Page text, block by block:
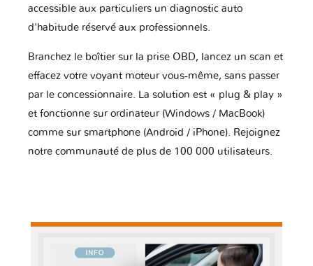
accessible aux particuliers un diagnostic auto
d'habitude réservé aux professionnels.
Branchez le boîtier sur la prise OBD, lancez un scan et
effacez votre voyant moteur vous-même, sans passer
par le concessionnaire. La solution est « plug & play »
et fonctionne sur ordinateur (Windows / MacBook)
comme sur smartphone (Android / iPhone). Rejoignez
notre communauté de plus de 100 000 utilisateurs.